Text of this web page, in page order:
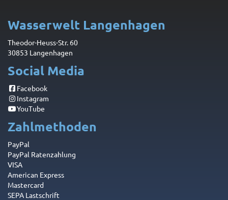
Wasserwelt Langenhagen
Theodor-Heuss-Str. 60
30853 Langenhagen
Social Media
Facebook
Instagram
YouTube
Zahlmethoden
PayPal
PayPal Ratenzahlung
VISA
American Express
Mastercard
SEPA Lastschrift